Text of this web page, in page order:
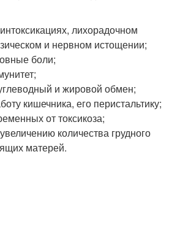
лихорадочном
и нервном истощении;
боли;
и жировой обмен;
кишечника, его перистальтику;
от токсикоза;
количества грудного
матерей.